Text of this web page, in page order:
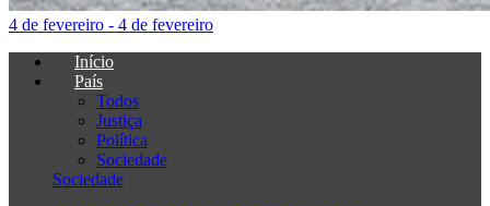
4 de fevereiro - 4 de fevereiro
Início
País
Todos
Justiça
Política
Sociedade
Sociedade